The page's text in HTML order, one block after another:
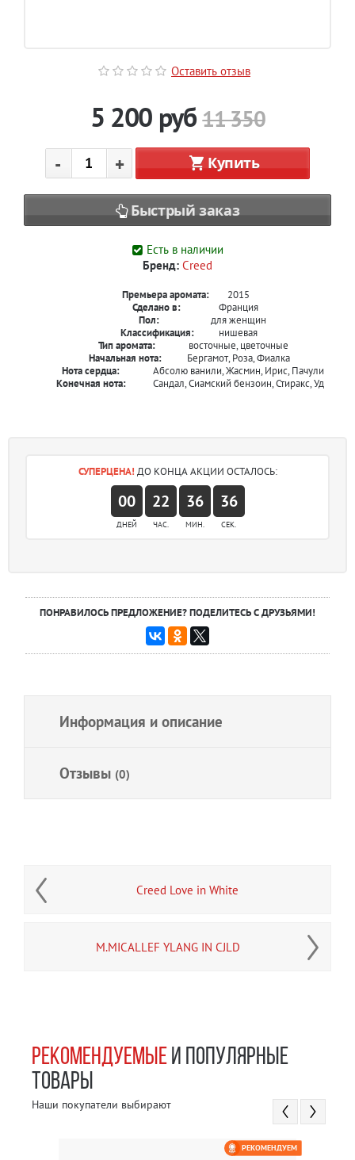
Оставить отзыв
5 200 руб 11 350
- + Купить
Быстрый заказ
Есть в наличии
Бренд: Creed
Премьера аромата:
2015
Сделано в:
Франция
Пол:
для женщин
Классификация:
нишевая
Тип аромата:
восточные, цветочные
Начальная нота:
Бергамот, Роза, Фиалка
Нота сердца:
Абсолю ванили, Жасмин, Ирис, Пачули
Конечная нота:
Сандал, Сиамский бензоин, Стиракс, Уд
СУПЕРЦЕНА! ДО КОНЦА АКЦИИ ОСТАЛОСЬ:
00 22 36 36
ДНЕЙ ЧАС. МИН. СЕК.
ПОНРАВИЛОСЬ ПРЕДЛОЖЕНИЕ? ПОДЕЛИТЕСЬ С ДРУЗЬЯМИ!
Информация и описание
Отзывы (0)
Creed Love in White
M.MICALLEF YLANG IN CJLD
РЕКОМЕНДУЕМЫЕИ ПОПУЛЯРНЫЕ
ТОВАРЫ
Наши покупатели выбирают
РЕКОМЕНДУЕМ